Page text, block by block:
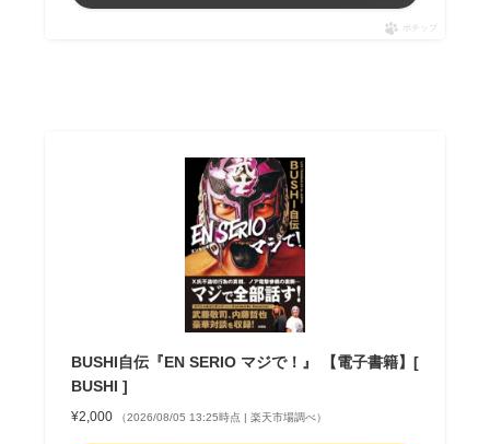
ポチップ
BUSHI自伝『EN SERIO マジで！』 【電子書籍】[
BUSHI ]
¥2,000 （2026/08/05 13:25時点 | 楽天市場調べ）